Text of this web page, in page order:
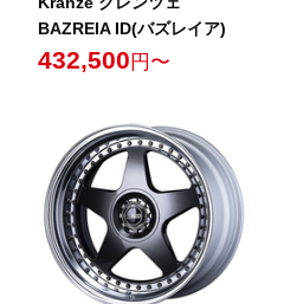
BAZREIA ID(バズレイア)
432,500 円〜